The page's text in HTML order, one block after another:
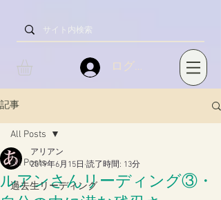
ログイン
記事
All Posts
過去生リーディング
All Posts
ルアンさんリーディング③・
アリアン
2019年6月15日 読了時間: 13分